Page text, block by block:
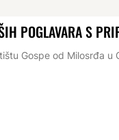
POGLAVARA S
Gospe od Milosrđa